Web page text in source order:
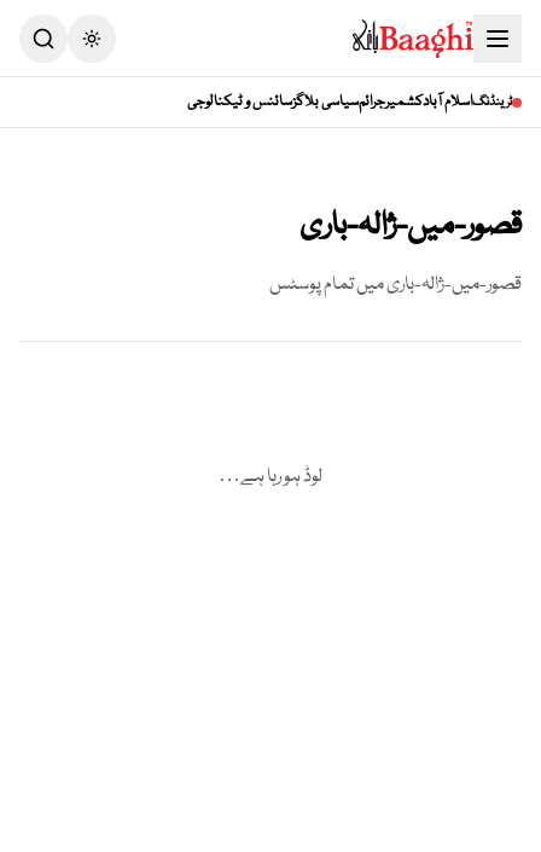
Toggle theme
ٹرینڈنگاسلام آبادکشمیرجرائمسیاسی بلاگزسائنس و ٹیکنالوجی
قصور-میں-ژالہ-باری
قصور-میں-ژالہ-باریمیں تمام پوسٹس
لوڈ ہو رہا ہے…